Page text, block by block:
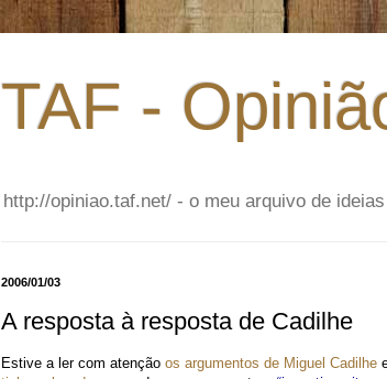
TAF -
http://opiniao.taf.net/ - o meu arquivo de
2006/01/03
A resposta à resposta de Cadilhe
Estive a ler com atenção os argumentos de Miguel Cadilhe